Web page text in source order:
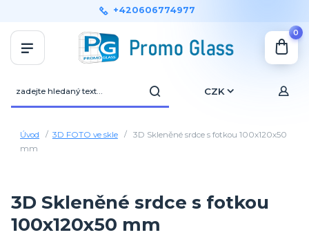
CZK
+420606774977
0
Úvod 3D FOTO ve skle
3D Skleněné srdce s fotkou 100x120x50
mm
3D Skleněné srdce s fotkou
100x120x50 mm